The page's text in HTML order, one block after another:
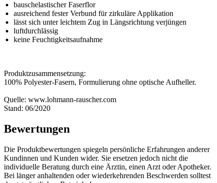
bauschelastischer Faserflor
ausreichend fester Verbund für zirkuläre Applikation
lässt sich unter leichtem Zug in Längsrichtung verjüngen
luftdurchlässig
keine Feuchtigkeitsaufnahme
Produktzusammensetzung:
100% Polyester-Fasern, Formulierung ohne optische Aufheller.
Quelle: www.lohmann-rauscher.com
Stand: 06/2020
Bewertungen
Die Produktbewertungen spiegeln persönliche Erfahrungen anderer
Kundinnen und Kunden wider. Sie ersetzen jedoch nicht die
individuelle Beratung durch eine Ärztin, einen Arzt oder Apotheker.
Bei länger anhaltenden oder wiederkehrenden Beschwerden solltest